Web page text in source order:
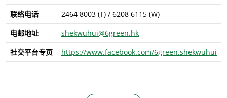
联络电话
2464 8003 (T) / 6208 6115 (W)
电邮地址
shekwuhui@6green.hk
社交平台专页
https://www.facebook.com/6green.shekwuhui